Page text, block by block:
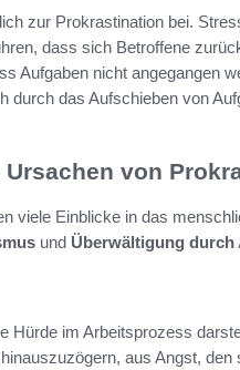
zur Prokrastination bei.
dass sich Betroffene
Aufgaben nicht angegangen
durch das Aufschieben von
von
viele Einblicke in das
und Überwältigung durch
Hürde im Arbeitsprozess
aus Angst,